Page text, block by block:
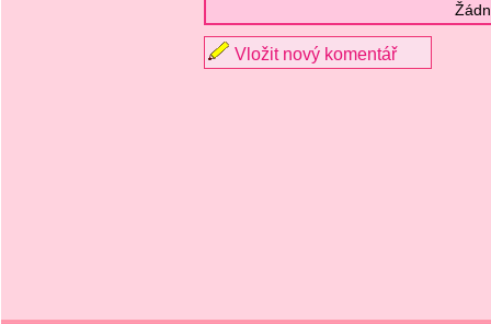
Vložit nový komentář